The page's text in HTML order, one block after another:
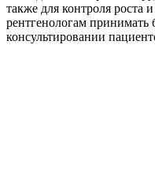
также для контроля роста
рентгенологам принимать
консультировании